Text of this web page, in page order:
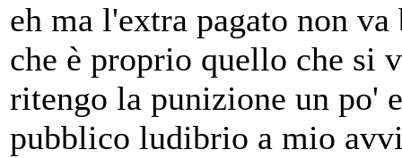
eh ma l'extra pagato non va
che è proprio quello che si
ritengo la punizione un po'
pubblico ludibrio a mio